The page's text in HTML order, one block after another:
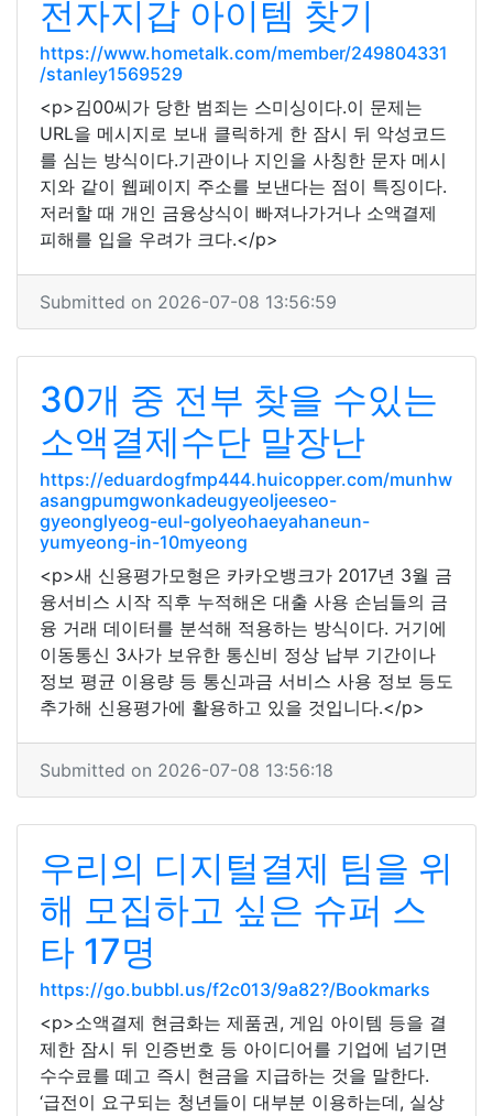
전자지갑 아이템 찾기
https://www.hometalk.com/member/249804331
/stanley1569529
<p>김00씨가 당한 범죄는 스미싱이다.이 문제는
URL을 메시지로 보내 클릭하게 한 잠시 뒤 악성코드
를 심는 방식이다.기관이나 지인을 사칭한 문자 메시
지와 같이 웹페이지 주소를 보낸다는 점이 특징이다.
저러할 때 개인 금융상식이 빠져나가거나 소액결제
피해를 입을 우려가 크다.</p>
Submitted on 2026-07-08 13:56:59
30개 중 전부 찾을 수있는
소액결제수단 말장난
https://eduardogfmp444.huicopper.com/munhw
asangpumgwonkadeugyeoljeeseo-
gyeonglyeog-eul-golyeohaeyahaneun-
yumyeong-in-10myeong
<p>새 신용평가모형은 카카오뱅크가 2017년 3월 금
융서비스 시작 직후 누적해온 대출 사용 손님들의 금
융 거래 데이터를 분석해 적용하는 방식이다. 거기에
이동통신 3사가 보유한 통신비 정상 납부 기간이나
정보 평균 이용량 등 통신과금 서비스 사용 정보 등도
추가해 신용평가에 활용하고 있을 것입니다.</p>
Submitted on 2026-07-08 13:56:18
우리의 디지털결제 팀을 위
해 모집하고 싶은 슈퍼 스
타 17명
https://go.bubbl.us/f2c013/9a82?/Bookmarks
<p>소액결제 현금화는 제품권, 게임 아이템 등을 결
제한 잠시 뒤 인증번호 등 아이디어를 기업에 넘기면
수수료를 떼고 즉시 현금을 지급하는 것을 말한다.
‘급전이 요구되는 청년들이 대부분 이용하는데, 실상